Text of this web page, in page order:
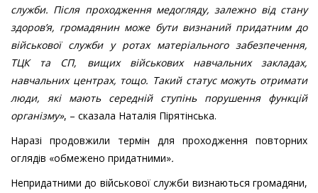
служби. Після проходження медогляду, залежно від стану
здоров’я, громадянин може бути визнаний придатним до
військової служби у ротах матеріального забезпечення,
ТЦК та СП, вищих військових навчальних закладах,
навчальних центрах, тощо. Такий статус можуть отримати
люди, які мають середній ступінь порушення функцій
організму», – сказала Наталія Пірятінська.
Наразі продовжили термін для проходження повторних
оглядів «обмежено придатними».
Непридатними до військової служби визнаються громадяни,